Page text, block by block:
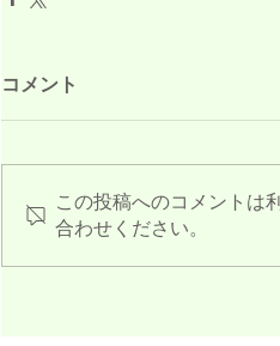
コメント
この投稿へのコメントは
合わせください。